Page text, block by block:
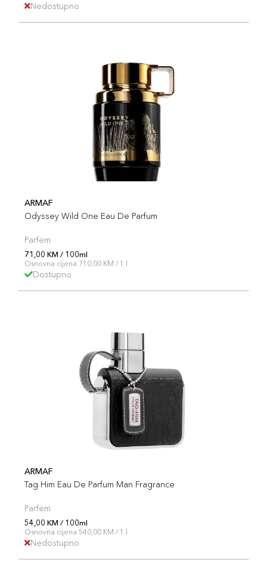
Nedostupno
ARMAF
Odyssey Wild One Eau De Parfum
Parfem
71,00 KM / 100ml
Osnovna cijena 710,00 KM / 1 l
Dostupno
ARMAF
Tag Him Eau De Parfum Man Fragrance
Parfem
54,00 KM / 100ml
Osnovna cijena 540,00 KM / 1 l
Nedostupno